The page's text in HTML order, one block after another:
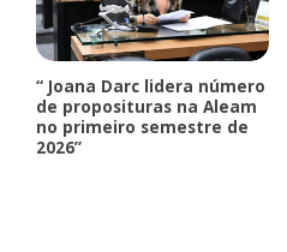
“ Joana Darc lidera número
de proposituras na Aleam
no primeiro semestre de
2026”